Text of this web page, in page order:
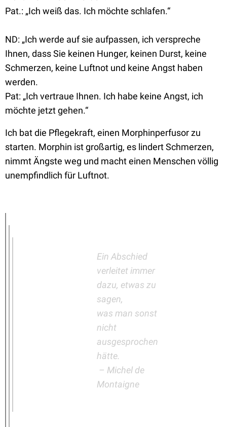
Pat.: „Ich weiß das. Ich möchte schlafen.“
ND: „Ich werde auf sie aufpassen, ich verspreche
Ihnen, dass Sie keinen Hunger, keinen Durst, keine
Schmerzen, keine Luftnot und keine Angst haben
werden.
Pat: „Ich vertraue Ihnen. Ich habe keine Angst, ich
möchte jetzt gehen.“
Ich bat die Pflegekraft, einen Morphinperfusor zu
starten. Morphin ist großartig, es lindert Schmerzen,
nimmt Ängste weg und macht einen Menschen völlig
unempfindlich für Luftnot.
Ein Abschied
verleitet immer
dazu, etwas zu
sagen,
was man sonst
nicht
ausgesprochen
hätte.
– Michel de
Montaigne